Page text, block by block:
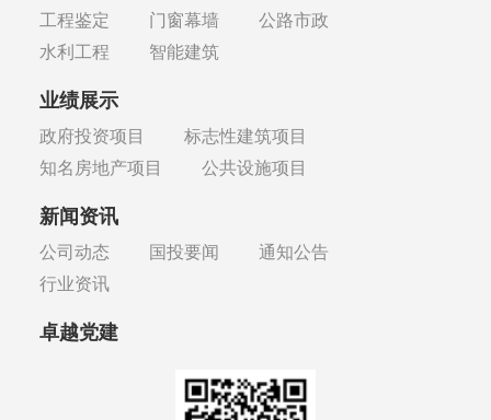
工程鉴定
门窗幕墙
公路市政
水利工程
智能建筑
业绩展示
政府投资项目
标志性建筑项目
知名房地产项目
公共设施项目
新闻资讯
公司动态 国投要闻
通知公告
行业资讯
卓越党建